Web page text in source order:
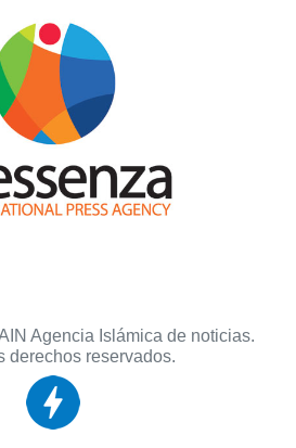
Agencia Islámica de noticias.
derechos reservados.